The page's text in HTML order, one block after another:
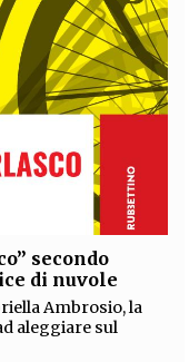
secondo
di nuvole
Ambrosio, la
aleggiare sul